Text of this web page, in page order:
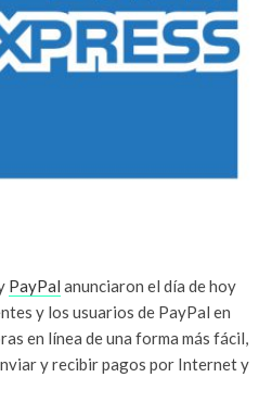
PayPal anunciaron el día de hoy
y los usuarios de PayPal en
en línea de una forma más fácil,
y recibir pagos por Internet y